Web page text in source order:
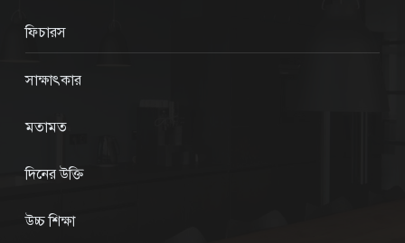
ফিচারস
সাক্ষাৎকার
মতামত
দিনের উক্তি
উচ্চ শিক্ষা